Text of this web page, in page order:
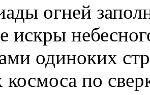
огней
одиноких
космоса по